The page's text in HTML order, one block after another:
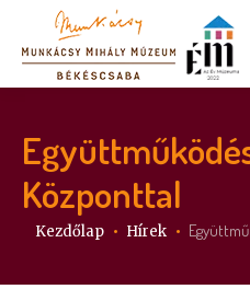
Központtal
Itt vagy:
Kezdőlap Hírek